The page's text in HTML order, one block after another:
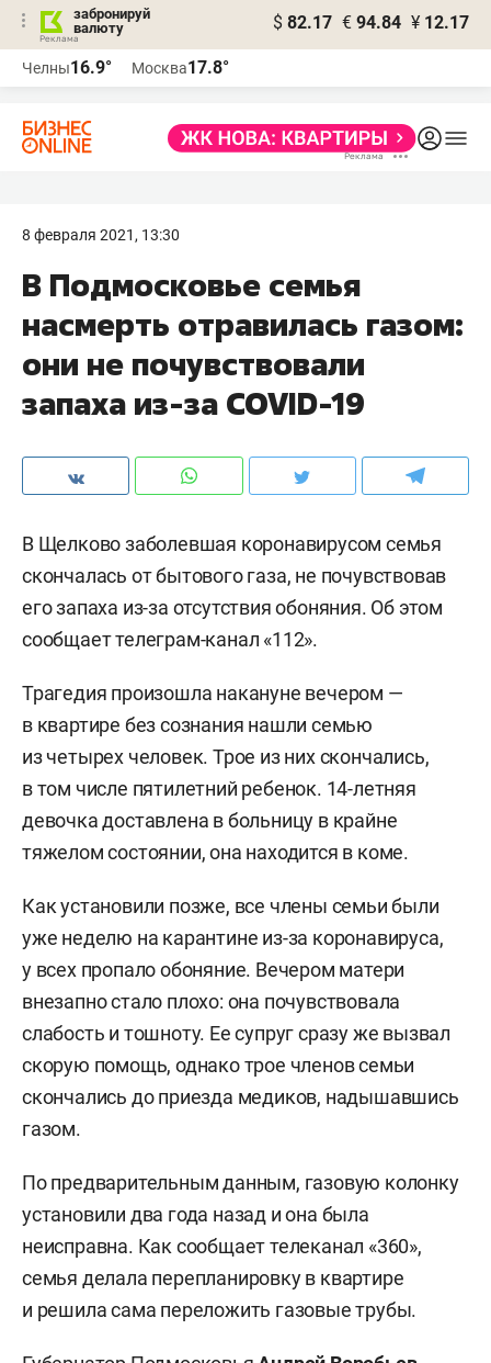
забронируй
валюту
$ 82.17 € 94.84 ¥ 12.17
Челны16.9° Москва17.8°
8 февраля 2021, 13:30
В Подмосковье семья
насмерть отравилась газом:
они не почувствовали
запаха из-за COVID-19
В Щелково заболевшая коронавирусом семья
скончалась от бытового газа, не почувствовав
его запаха из-за отсутствия обоняния. Об этом
сообщает телеграм-канал «112».
Трагедия произошла накануне вечером —
в квартире без сознания нашли семью
из четырех человек. Трое из них скончались,
в том числе пятилетний ребенок. 14-летняя
девочка доставлена в больницу в крайне
тяжелом состоянии, она находится в коме.
Как установили позже, все члены семьи были
уже неделю на карантине из-за коронавируса,
у всех пропало обоняние. Вечером матери
внезапно стало плохо: она почувствовала
слабость и тошноту. Ее супруг сразу же вызвал
скорую помощь, однако трое членов семьи
скончались до приезда медиков, надышавшись
газом.
По предварительным данным, газовую колонку
установили два года назад и она была
неисправна. Как сообщает телеканал «360»,
семья делала перепланировку в квартире
и решила сама переложить газовые трубы.